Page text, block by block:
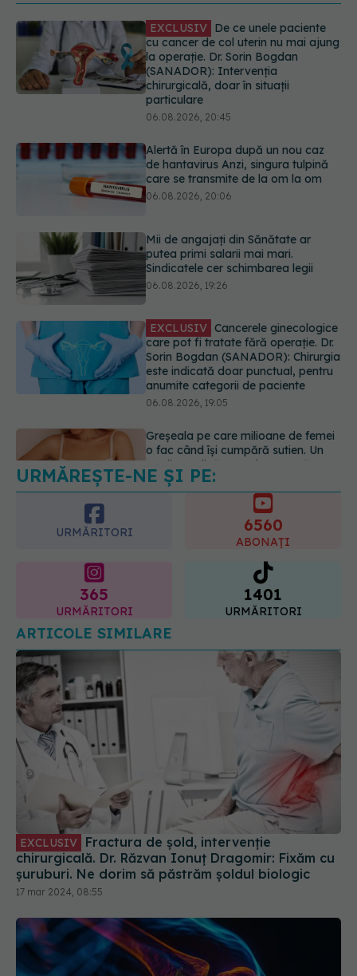
Alertă în Europa după un nou caz
de hantavirus Anzi, singura tulpină
care se transmite de la om la om
06.08.2026, 20:06
putea primi salarii mai mari.
Sindicatele cer schimbarea legii
06.08.2026, 19:26
care pot fi tratate fără operație. Dr.
Sorin Bogdan (SANADOR): Chirurgia
este indicată doar punctual, pentru
anumite categorii de paciente
Greșeala pe care milioane de femei
o fac când își cumpără sutien. Un
medic explică metoda corectă
06.08.2026, 18:08
cu cancer de col uterin nu mai ajung
la operație. Dr. Sorin Bogdan
(SANADOR): Intervenția
chirurgicală, doar în situații
particulare
URMĂREȘTE-NE ȘI PE:
URMĂRITORI 6560
365 1401
URMĂRITORI
ARTICOLE SIMILARE
EXCLUSIV
chirurgicală. Dr. Răzvan Ionuț Dragomir: Fixăm cu
șuruburi. Ne dorim să păstrăm șoldul biologic
17 mar 2024, 08:55